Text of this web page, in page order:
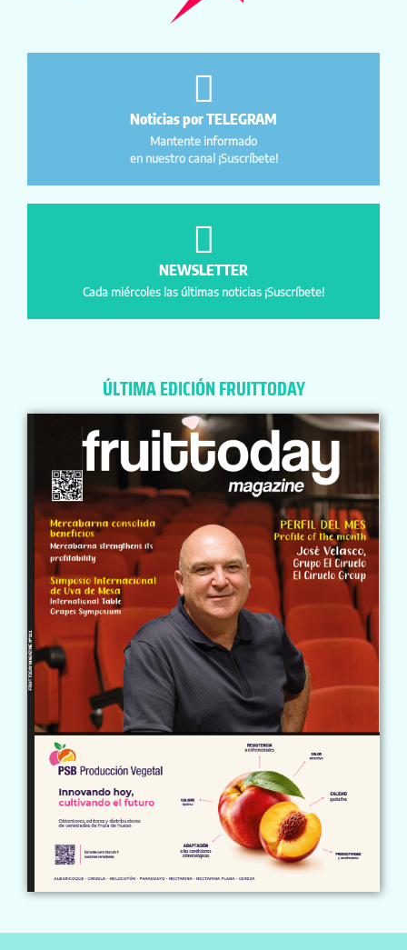
Noticias por TELEGRAM
Mantente informado
en nuestro canal ¡Suscríbete!
NEWSLETTER
Cada miércoles las últimas noticias ¡Suscríbete!
ÚLTIMA EDICIÓN FRUITTODAY